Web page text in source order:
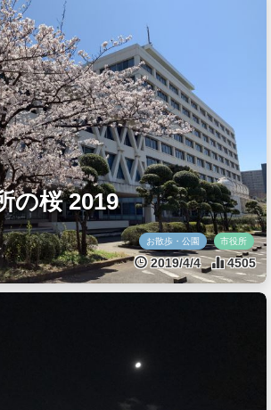
の桜 2019
お散歩・公園 市役所
2019/4/4 4505